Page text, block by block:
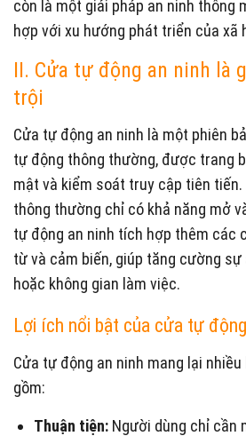
còn là một giải pháp an ninh thông
hợp với xu hướng phát triển của xã
II. Cửa tự động an ninh là
trội
Cửa tự động an ninh là một phiên
tự động thông thường, được trang
mật và kiểm soát truy cập tiên
thông thường chỉ có khả năng mở
tự động an ninh tích hợp thêm các
từ và cảm biến, giúp tăng cường sự
hoặc không gian làm việc.
Lợi ích nổi bật của cửa tự
Cửa tự động an ninh mang lại
gồm:
Thuận tiện: Người dùng chỉ cần